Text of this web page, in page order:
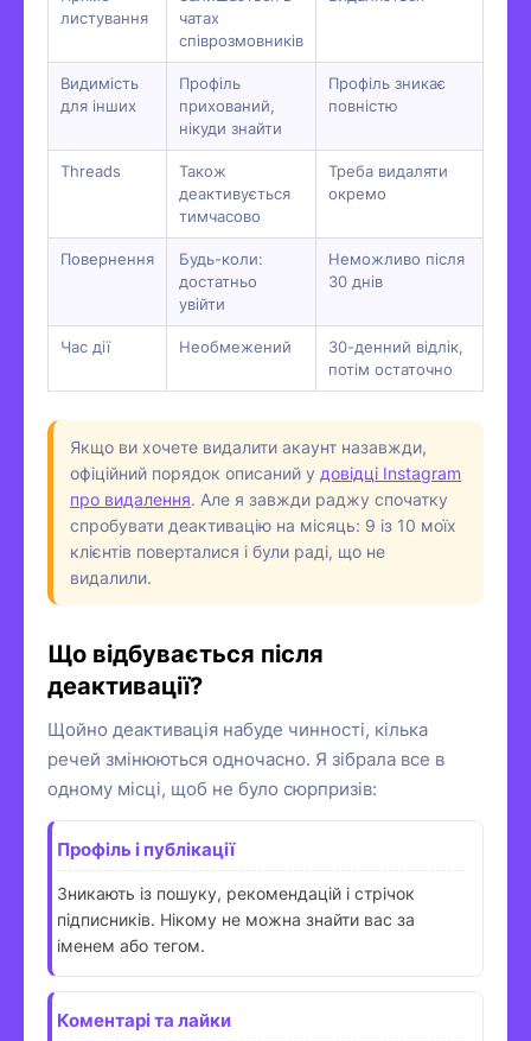
листування
чатах
співрозмовників
Видимість
для інших
Профіль
прихований,
нікуди знайти
Профіль зникає
повністю
Threads
Також
деактивується
тимчасово
Треба видаляти
окремо
Повернення
Будь-коли:
достатньо
увійти
Неможливо після
30 днів
Час дії Необмежений
30-денний відлік,
потім остаточно
Якщо ви хочете видалити акаунт назавжди,
офіційний порядок описаний у довідці Instagram
про видалення. Але я завжди раджу спочатку
спробувати деактивацію на місяць: 9 із 10 моїх
клієнтів поверталися і були раді, що не
видалили.
Що відбувається після
деактивації?
Щойно деактивація набуде чинності, кілька
речей змінюються одночасно. Я зібрала все в
одному місці, щоб не було сюрпризів:
Профіль і публікації
Зникають із пошуку, рекомендацій і стрічок
підписників. Нікому не можна знайти вас за
іменем або тегом.
Коментарі та лайки